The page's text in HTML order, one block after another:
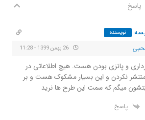
پاسخ
نویسنده
و پانزی بودن هست. هیچ اطلاعاتی در
منتشر نکردن و این بسیار مشکوک هست و بر
میگم که سمت این طرح ها نرید
پاسخ